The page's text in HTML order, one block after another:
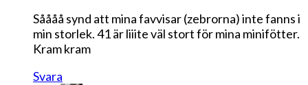
Såååå synd att mina favvisar (zebrorna) inte fanns i
min storlek. 41 är liiite väl stort för mina minifötter.
Kram kram
Svara